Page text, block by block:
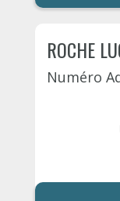
ROCHE
Numéro